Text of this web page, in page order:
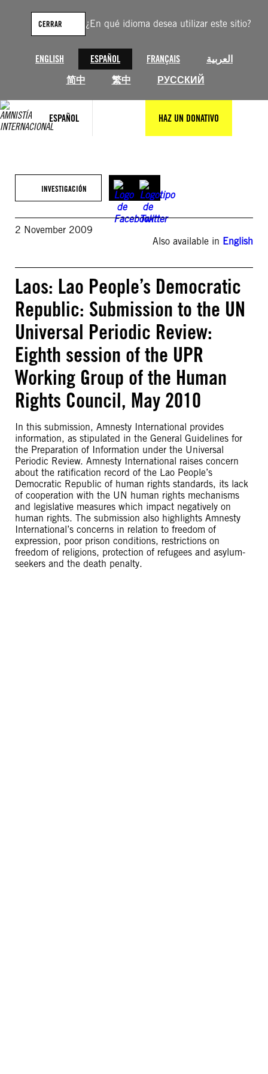
¿En qué idioma desea utilizar este sitio?
ENGLISH ESPAÑOL FRANÇAIS
العربية
简中
繁中 РУССКИЙ
CERRAR
ESPAÑOL HAZ UN DONATIVO
contenido
INVESTIGACIÓN
2 November 2009
Also available in English
Laos: Lao People’s Democratic
Republic: Submission to the UN
Universal Periodic Review:
Eighth session of the UPR
Working Group of the Human
Rights Council, May 2010
In this submission, Amnesty International provides
information, as stipulated in the General Guidelines for
the Preparation of Information under the Universal
Periodic Review. Amnesty International raises concern
about the ratification record of the Lao People’s
Democratic Republic of human rights standards, its lack
of cooperation with the UN human rights mechanisms
and legislative measures which impact negatively on
human rights. The submission also highlights Amnesty
International’s concerns in relation to freedom of
expression, poor prison conditions, restrictions on
freedom of religions, protection of refugees and asylum-
seekers and the death penalty.